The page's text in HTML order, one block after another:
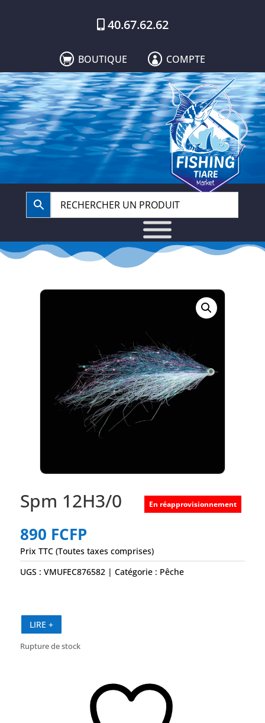
40.67.62.62
 BOUTIQUE  COMPTE
Spm 12H3/0
890 FCFP
En réapprovisionnement
Prix TTC (Toutes taxes comprises)
UGS : VMUFEC876582 Catégorie : Pêche
LIRE +
Rupture de stock